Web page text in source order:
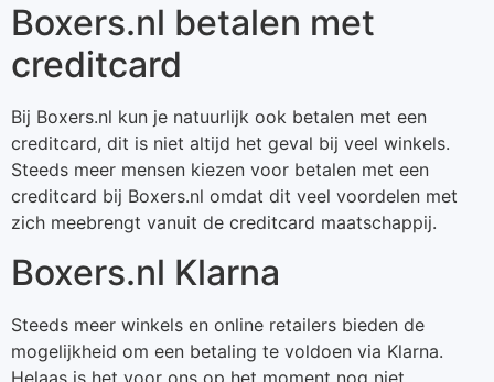
Boxers.nl betalen met
creditcard
Bij Boxers.nl kun je natuurlijk ook betalen met een
creditcard, dit is niet altijd het geval bij veel winkels.
Steeds meer mensen kiezen voor betalen met een
creditcard bij Boxers.nl omdat dit veel voordelen met
zich meebrengt vanuit de creditcard maatschappij.
Boxers.nl Klarna
Steeds meer winkels en online retailers bieden de
mogelijkheid om een betaling te voldoen via Klarna.
Helaas is het voor ons op het moment nog niet